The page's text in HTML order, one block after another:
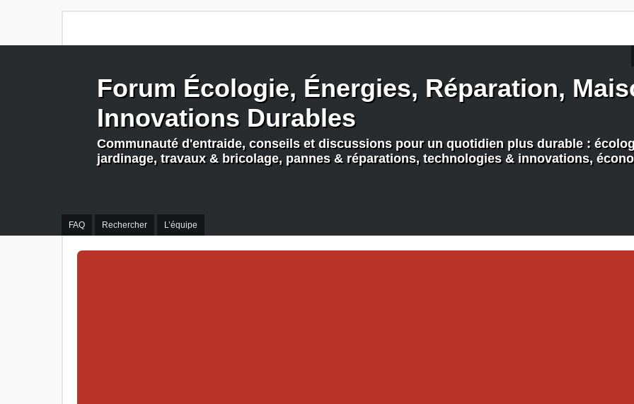
FAQ Rechercher L’équipe
Forum Écologie, Énergies, Réparation,
Innovations Durables
Communauté d'entraide, conseils et discussions pour un quotidien plus durable :
jardinage, travaux & bricolage, pannes & réparations, technologies & innovations,